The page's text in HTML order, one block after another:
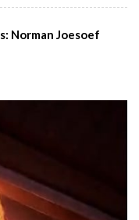
Norman Joesoef